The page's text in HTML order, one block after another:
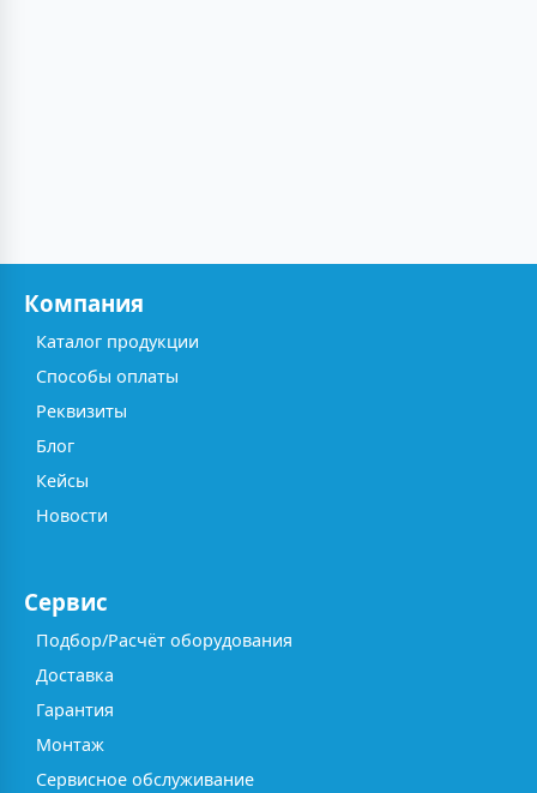
Компания
Каталог продукции
Способы оплаты
Реквизиты
Блог
Кейсы
Новости
Сервис
Подбор/Расчёт оборудования
Доставка
Гарантия
Монтаж
Сервисное обслуживание